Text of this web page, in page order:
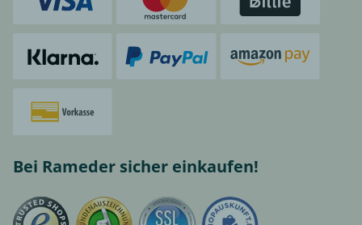
Bei Rameder sicher einkaufen!